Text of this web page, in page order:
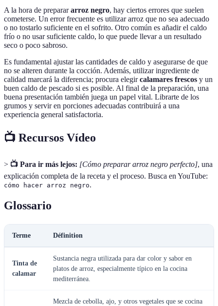
A la hora de preparararroz negro, hay ciertos errores que suelen
cometerse. Un error frecuente es utilizar arroz que no sea adecuado
o no tostarlo suficiente en el sofrito. Otro común es añadir el caldo
frío o no usar suficiente caldo, lo que puede llevar a un resultado
seco o poco sabroso.
Es fundamental ajustar las cantidades de caldo y asegurarse de que
no se alteren durante la cocción. Además, utilizar ingrediente de
calidad marcará la diferencia; procura elegircalamares frescos y un
buen caldo de pescado si es posible. Al final de la preparación, una
buena presentación también juega un papel vital. Librarte de los
grumos y servir en porciones adecuadas contribuirá a una
experiencia general satisfactoria.
📺 Recursos Vídeo
> 📺 Para ir más lejos: [Cómo preparar arroz negro perfecto], una
explicación completa de la receta y el proceso. Busca en YouTube:
cómo hacer arroz negro.
Glossario
Terme Définition
Tinta de
calamar
Sustancia negra utilizada para dar color y sabor en
platos de arroz, especialmente típico en la cocina
mediterránea.
Mezcla de cebolla, ajo, y otros vegetales que se cocina